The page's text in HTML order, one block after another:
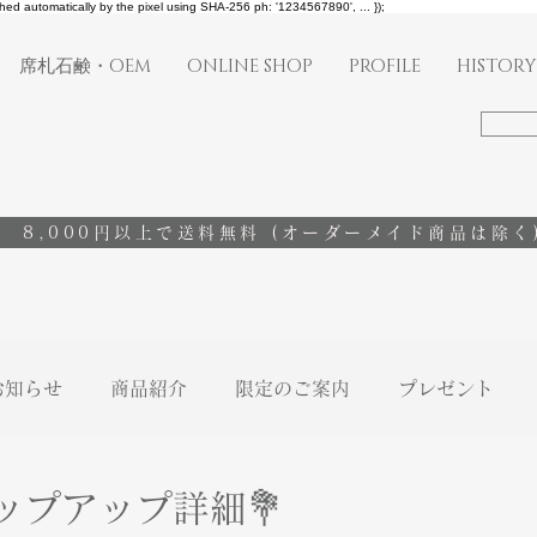
automatically by the pixel using SHA-256 ph: '1234567890', ... });
席札石鹸・OEM ONLINE SHOP PROFILE HISTORY
8,000円以上で送料無料 (オーダーメイド商品は除く)
知らせ 商品紹介 限定のご案内 プレゼント
プアップ詳細💐